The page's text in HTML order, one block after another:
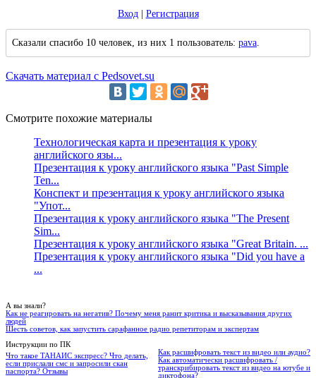
Вход| Регистрация
Сказали спасибо 10 человек, из них 1 пользователь: pava.
Скачать материал с Pedsovet.su
Смотрите похожие материалы
Технологическая карта и презентация к уроку
английского язы...
Презентация к уроку английского языка "Past Simple
Ten...
Конспект и презентация к уроку английского языка
"Упот...
Презентация к уроку английского языка "The Present
Sim...
Презентация к уроку английского языка "Great Britain. ...
Презентация к уроку английского языка "Did you have a
...
А вы знали?
Как не реагировать на негатив? Почему меня ранит критика и высказывания других
людей
Шесть советов, как запустить сарафанное радио репетиторам и экспертам
Инструкции по ПК
Что такое ТАНАИС экспресс? Что делать,
если прислали смс и запросили скан
паспорта? Отзывы
Как расшифровать текст из видео или аудио?
Как автоматически расшифровать /
транскрибировать текст из видео на ютубе и
диктофона?